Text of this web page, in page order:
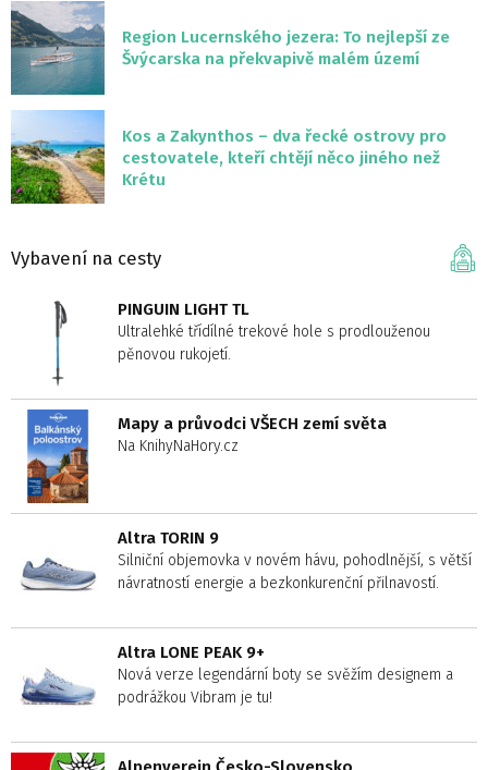
Region Lucernského jezera: To nejlepší ze
Švýcarska na překvapivě malém území
Kos a Zakynthos – dva řecké ostrovy pro
cestovatele, kteří chtějí něco jiného než
Krétu
Vybavení na cesty
PINGUIN LIGHT TL
Ultralehké třídílné trekové hole s prodlouženou
pěnovou rukojetí.
Mapy a průvodci VŠECH zemí světa
Na KnihyNaHory.cz
Altra TORIN 9
Silniční objemovka v novém hávu, pohodlnější, s větší
návratností energie a bezkonkurenční přilnavostí.
Altra LONE PEAK 9+
Nová verze legendární boty se svěžím designem a
podrážkou Vibram je tu!